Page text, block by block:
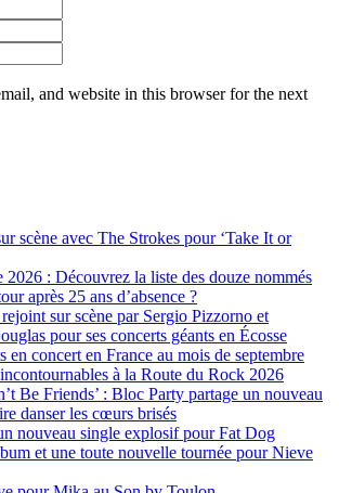
and website in this browser for the next
scène avec The Strokes pour ‘Take It or
: Découvrez la liste des douze nommés
après 25 ans d’absence ?
sur scène par Sergio Pizzorno et
pour ses concerts géants en Écosse
en concert en France au mois de septembre
à la Route du Rock 2026
Be Friends’ : Bloc Party partage un nouveau
danser les cœurs brisés
nouveau single explosif pour Fat Dog
et une toute nouvelle tournée pour Nieve